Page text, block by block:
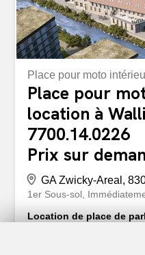
attendons...
Place pour moto
Place pour
location à
7700.14.0226
Prix sur
GA Zwicky-Areal,
1er Sous-sol
Location de place de